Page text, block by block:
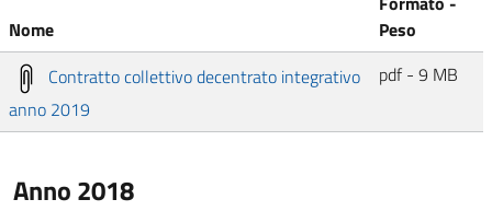
Nome
Peso
Contratto collettivo decentrato integrativo
anno 2019
pdf - 9 MB
Anno 2018